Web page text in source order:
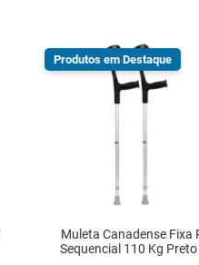
Produtos em Destaque
Muleta Canadense Fixa
Sequencial 110 Kg